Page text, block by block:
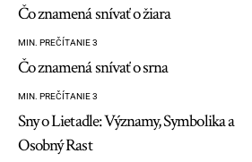
Čo znamená snívať o žiara
MIN. PREČÍTANIE 3
Čo znamená snívať o srna
MIN. PREČÍTANIE 3
Sny o Lietadle: Významy, Symbolika a
Osobný Rast